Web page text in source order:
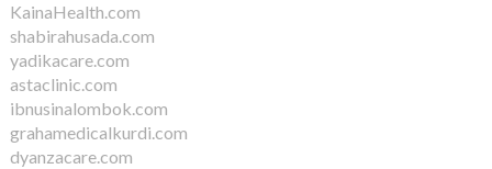
KainaHealth.com
shabirahusada.com
yadikacare.com
astaclinic.com
ibnusinalombok.com
grahamedicalkurdi.com
dyanzacare.com